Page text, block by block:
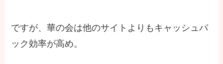
ですが、華の会は他のサイトよりもキャッシュバ
ック効率が高め。